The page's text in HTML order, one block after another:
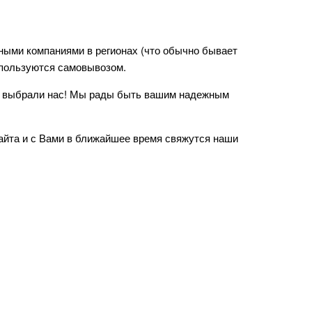
компаниями в регионах (что обычно бывает
самовывозом.
выбрали нас! Мы рады быть вашим надежным
и с Вами в ближайшее время свяжутся наши